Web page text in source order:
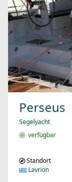
Perseus
Segelyacht
verfügbar
Standort
Lavrion